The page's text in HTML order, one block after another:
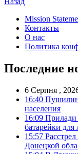
Mission
Контакты
О нас
Политика
Последние
6 Серпня ,
16:40 Пушилин
населения
16:09 Прилади
батарейки для
15:57
Донецкой